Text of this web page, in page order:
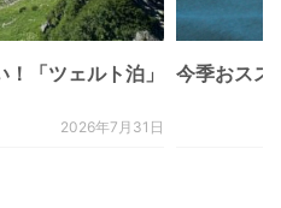
「ツェルト泊」
2026年7月31日
今季おスス